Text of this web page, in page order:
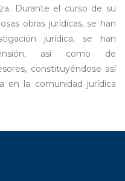
Durante el curso de su
obras jurídicas, se han
jurídica, se han
así como de
constituyéndose así
en la comunidad jurídica